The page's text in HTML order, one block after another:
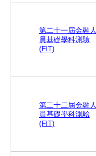
第二十一屆金融人
員基礎學科測驗
(FIT)
第二十二屆金融人
員基礎學科測驗
(FIT)